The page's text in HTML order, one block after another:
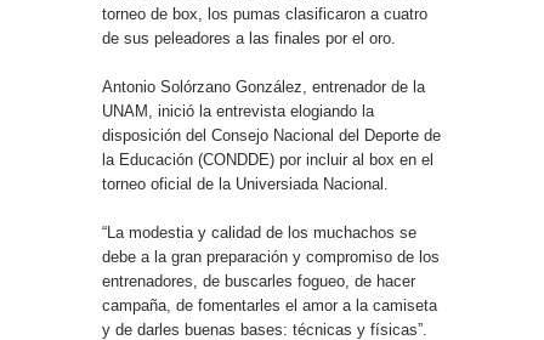
torneo de box, los pumas clasificaron a cuatro
de sus peleadores a las finales por el oro.
Antonio Solórzano González, entrenador de la
UNAM, inició la entrevista elogiando la
disposición del Consejo Nacional del Deporte de
la Educación (CONDDE) por incluir al box en el
torneo oficial de la Universiada Nacional.
“La modestia y calidad de los muchachos se
debe a la gran preparación y compromiso de los
entrenadores, de buscarles fogueo, de hacer
campaña, de fomentarles el amor a la camiseta
y de darles buenas bases: técnicas y físicas”.